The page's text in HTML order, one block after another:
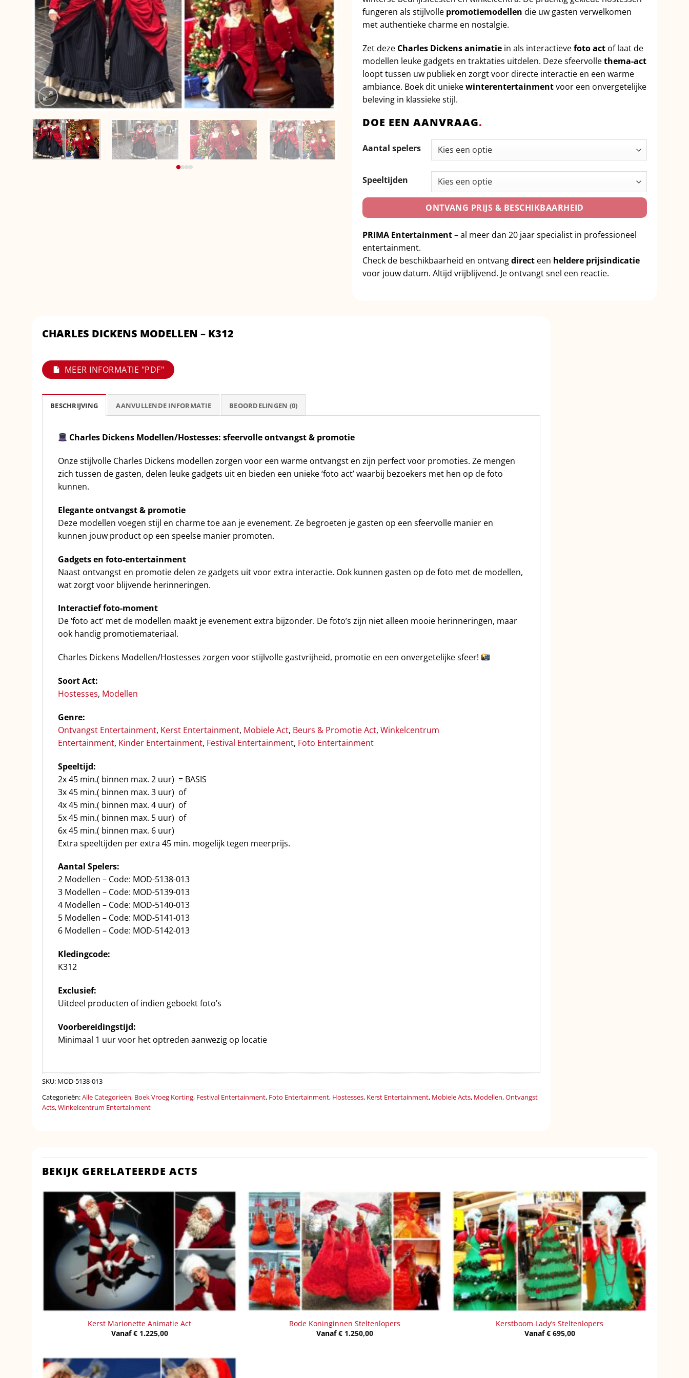
fungeren als stijlvolle promotiemodellen die uw gasten verwelkomen
met authentieke charme en nostalgie.
Zet deze Charles Dickens animatie in als interactievefoto act of laat de
modellen leuke gadgets en traktaties uitdelen. Deze sfeervollethema-act
loopt tussen uw publiek en zorgt voor directe interactie en een warme
ambiance. Boek dit uniekewinterentertainmentvoor een onvergetelijke
beleving in klassieke stijl.
DOE EEN AANVRAAG.
Aantal spelers
Speeltijden
ONTVANG PRIJS & BESCHIKBAARHEID
PRIMA Entertainment– al meer dan 20 jaar specialist in professioneel
entertainment.
Check de beschikbaarheid en ontvangdirect een heldere prijsindicatie
voor jouw datum. Altijd vrijblijvend. Je ontvangt snel een reactie.
CHARLES DICKENS MODELLEN – K312
MEER INFORMATIE "PDF"
BESCHRIJVING AANVULLENDE INFORMATIE BEOORDELINGEN (0)
Charles Dickens Modellen/Hostesses: sfeervolle ontvangst & promotie
Onze stijlvolle Charles Dickens modellen zorgen voor een warme ontvangst en zijn perfect voor promoties. Ze mengen
zich tussen de gasten, delen leuke gadgets uit en bieden een unieke ‘foto act’ waarbij bezoekers met hen op de foto
kunnen.
Elegante ontvangst & promotie
Deze modellen voegen stijl en charme toe aan je evenement. Ze begroeten je gasten op een sfeervolle manier en
kunnen jouw product op een speelse manier promoten.
Gadgets en foto-entertainment
Naast ontvangst en promotie delen ze gadgets uit voor extra interactie. Ook kunnen gasten op de foto met de modellen,
wat zorgt voor blijvende herinneringen.
Interactief foto-moment
De ‘foto act’ met de modellen maakt je evenement extra bijzonder. De foto’s zijn niet alleen mooie herinneringen, maar
ook handig promotiemateriaal.
Charles Dickens Modellen/Hostesses zorgen voor stijlvolle gastvrijheid, promotie en een onvergetelijke sfeer!
Soort Act:
Hostesses, Modellen
Genre:
Ontvangst Entertainment, Kerst Entertainment, Mobiele Act, Beurs & Promotie Act, Winkelcentrum
Entertainment, Kinder Entertainment, Festival Entertainment, Foto Entertainment
Speeltijd:
2x 45 min.( binnen max. 2 uur) = BASIS
3x 45 min.( binnen max. 3 uur) of
4x 45 min.( binnen max. 4 uur) of
5x 45 min.( binnen max. 5 uur) of
6x 45 min.( binnen max. 6 uur)
Extra speeltijden per extra 45 min. mogelijk tegen meerprijs.
Aantal Spelers:
2 Modellen – Code: MOD-5138-013
3 Modellen – Code: MOD-5139-013
4 Modellen – Code: MOD-5140-013
5 Modellen – Code: MOD-5141-013
6 Modellen – Code: MOD-5142-013
Kledingcode:
K312
Exclusief:
Uitdeel producten of indien geboekt foto’s
Voorbereidingstijd:
Minimaal 1 uur voor het optreden aanwezig op locatie
SKU: MOD-5138-013
Categorieën:Alle Categorieën, Boek Vroeg Korting, Festival Entertainment, Foto Entertainment, Hostesses, Kerst Entertainment, Mobiele Acts, Modellen,Ontvangst
Acts,Winkelcentrum Entertainment
BEKIJK GERELATEERDE ACTS
Kerst Marionette Animatie Act
Vanaf€1.225,00
Rode Koninginnen Steltenlopers
Vanaf€1.250,00
Kerstboom Lady’s Steltenlopers
Vanaf€695,00